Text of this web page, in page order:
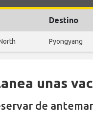
Destino
Pyongyang
unas
de